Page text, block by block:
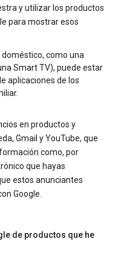
y utilizar los productos
para mostrar esos
doméstico, como una
Smart TV), puede estar
aplicaciones de los
en productos y
Gmail y YouTube, que
como, por
que hayas
estos anunciantes
Google.
de productos que he